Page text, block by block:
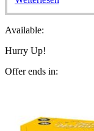
Available:
Hurry Up!
Offer ends in: